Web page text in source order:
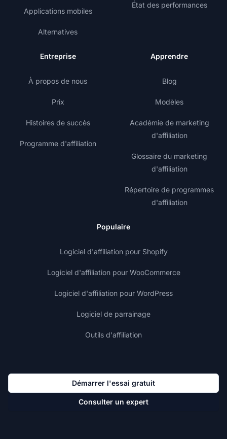
Applications mobiles
Alternatives
État des performances
Entreprise
À propos de nous
Prix
Histoires de succès
Programme d'affiliation
Apprendre
Blog
Modèles
Académie de marketing
d'affiliation
Glossaire du marketing
d'affiliation
Répertoire de programmes
d'affiliation
Populaire
Logiciel d'affiliation pour Shopify
Logiciel d'affiliation pour WooCommerce
Logiciel d'affiliation pour WordPress
Logiciel de parrainage
Outils d'affiliation
Démarrer l'essai gratuit
Consulter un expert